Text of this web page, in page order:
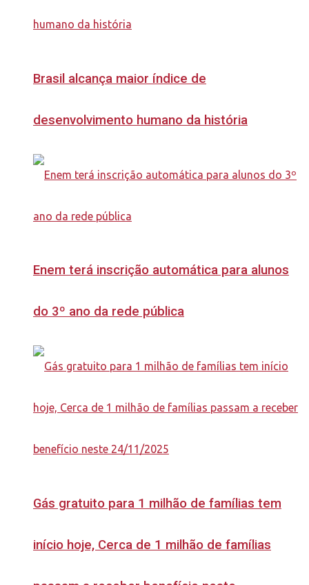
Brasil alcança maior índice de
desenvolvimento humano da história
Enem terá inscrição automática para alunos
do 3º ano da rede pública
Gás gratuito para 1 milhão de famílias tem
início hoje, Cerca de 1 milhão de famílias